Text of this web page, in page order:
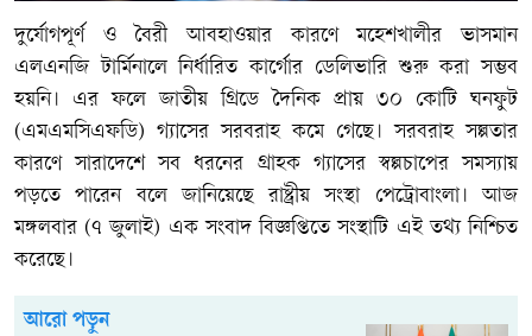
দুর্যোগপূর্ণ ও বৈরী আবহাওয়ার কারণে মহেশখালীর ভাসমান
এলএনজি টার্মিনালে নির্ধারিত কার্গোর ডেলিভারি শুরু করা সম্ভব
হয়নি। এর ফলে জাতীয় গ্রিডে দৈনিক প্রায় ৩০ কোটি ঘনফুট
(এমএমসিএফডি) গ্যাসের সরবরাহ কমে গেছে। সরবরাহ সল্পতার
কারণে সারাদেশে সব ধরনের গ্রাহক গ্যাসের স্বল্পচাপের সমস্যায়
পড়তে পারেন বলে জানিয়েছে রাষ্ট্রীয় সংস্থা পেট্রোবাংলা। আজ
মঙ্গলবার (৭ জুলাই) এক সংবাদ বিজ্ঞপ্তিতে সংস্থাটি এই তথ্য নিশ্চিত
করেছে।
আরো পড়ুন